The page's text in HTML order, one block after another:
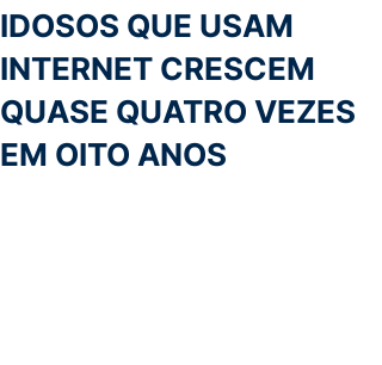
IDOSOS QUE USAM
INTERNET CRESCEM
QUASE QUATRO VEZES
EM OITO ANOS